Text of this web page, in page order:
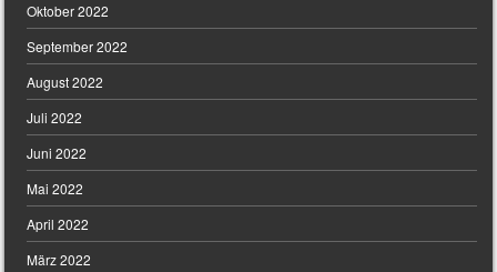
Oktober 2022
September 2022
August 2022
Juli 2022
Juni 2022
Mai 2022
April 2022
März 2022